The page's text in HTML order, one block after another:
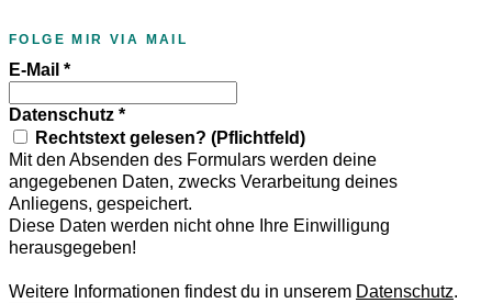
FOLGE MIR VIA MAIL
E-Mail *
Datenschutz *
Rechtstext gelesen? (Pflichtfeld)
Mit den Absenden des Formulars werden deine
angegebenen Daten, zwecks Verarbeitung deines
Anliegens, gespeichert.
Diese Daten werden nicht ohne Ihre Einwilligung
herausgegeben!
Weitere Informationen findest du in unserem Datenschutz.